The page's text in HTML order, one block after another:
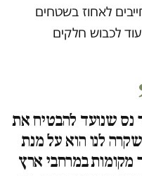
לאחוז בשטחים
לכבוש חלקים
באוקטובר נס שנועד להבטיח את
לנו הוא על מנת
מקומות במרחבי ארץ